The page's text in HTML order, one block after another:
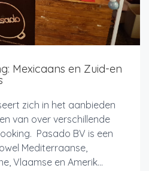
Mexicaans en Zuid-en
zich in het aanbieden
van over verschillende
Pasado BV is een
Mediterraanse,
Vlaamse en Amerik...